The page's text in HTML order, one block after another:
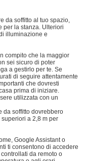
da soffitto al tuo spazio,
per la stanza. Ulteriori
illuminazione e
compito che la maggior
sei sicuro di poter
a gestirlo per te. Se
di seguire attentamente
che dovresti
prima di iniziare.
utilizzata con un
da soffitto dovrebbero
a 2,8 m per
Google Assistant o
ti consentono di accedere
da remoto o